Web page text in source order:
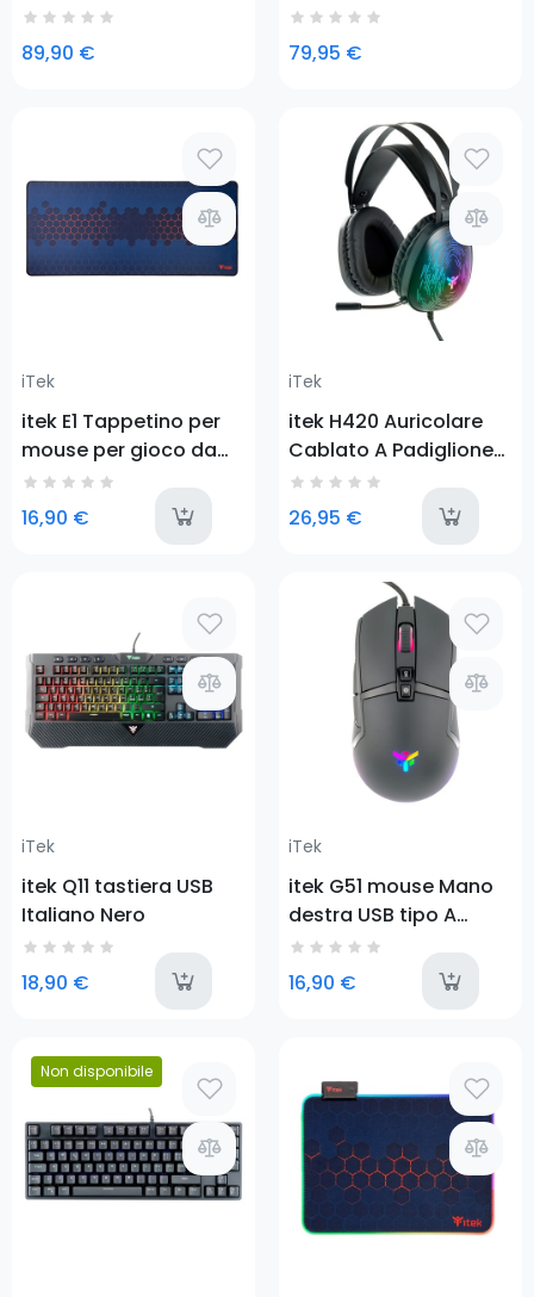
89,90 € 79,95 €
iTek
itek E1 Tappetino per
mouse per gioco da
computer Nero, Rosso
16,90 €
last-items
iTek
itek H420 Auricolare
Cablato A Padiglione
Giocare Nero
26,95 €
iTek
itek Q11 tastiera USB
Italiano Nero
18,90 € last-items
iTek
itek G51 mouse Mano
destra USB tipo A
Ottico 6400 DPI
16,90 €
Non disponibile